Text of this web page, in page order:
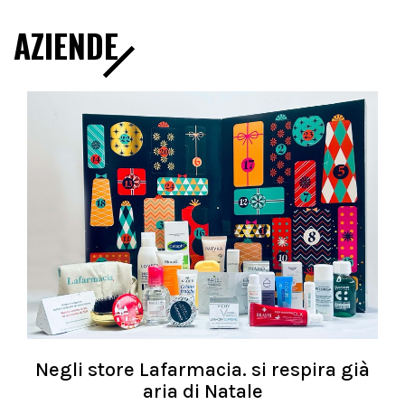
AZIENDE
Negli store Lafarmacia. si respira già
aria di Natale